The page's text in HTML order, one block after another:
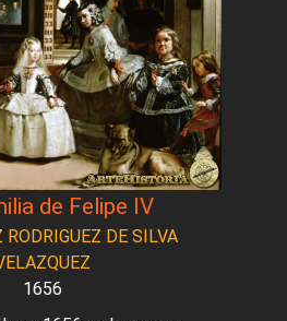
de Felipe IV
RODRIGUEZ DE SILVA
1656